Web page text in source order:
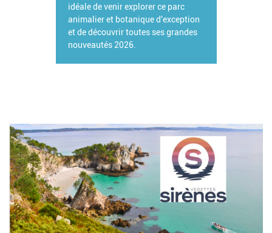
idéale de venir explorer ce parc
animalier et botanique d'exception
et de découvrir toutes ses grandes
nouveautés 2026.